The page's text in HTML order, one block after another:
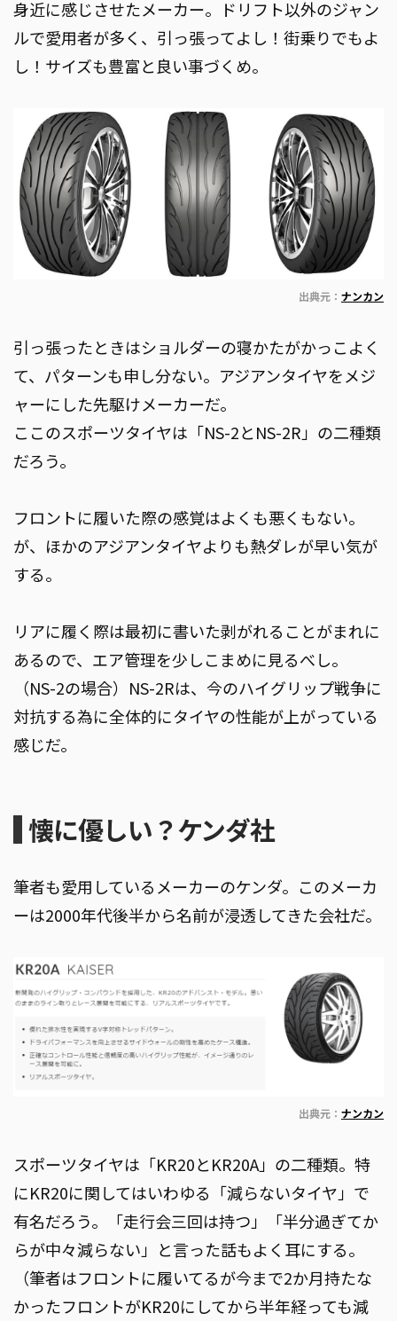
身近に感じさせたメーカー。ドリフト以外のジャン
ルで愛用者が多く、引っ張ってよし！街乗りでもよ
し！サイズも豊富と良い事づくめ。
出典元： ナンカン
引っ張ったときはショルダーの寝かたがかっこよく
て、パターンも申し分ない。アジアンタイヤをメジ
ャーにした先駆けメーカーだ。
ここのスポーツタイヤは「NS-2とNS-2R」の二種類
だろう。
フロントに履いた際の感覚はよくも悪くもない。
が、ほかのアジアンタイヤよりも熱ダレが早い気が
する。
リアに履く際は最初に書いた剥がれることがまれに
あるので、エア管理を少しこまめに見るべし。
（NS-2の場合）NS-2Rは、今のハイグリップ戦争に
対抗する為に全体的にタイヤの性能が上がっている
感じだ。
懐に優しい？ケンダ社
筆者も愛用しているメーカーのケンダ。このメーカ
ーは2000年代後半から名前が浸透してきた会社だ。
出典元： ナンカン
スポーツタイヤは「KR20とKR20A」の二種類。特
にKR20に関してはいわゆる「減らないタイヤ」で
有名だろう。「走行会三回は持つ」「半分過ぎてか
らが中々減らない」と言った話もよく耳にする。
（筆者はフロントに履いてるが今まで2か月持たな
かったフロントがKR20にしてから半年経っても減